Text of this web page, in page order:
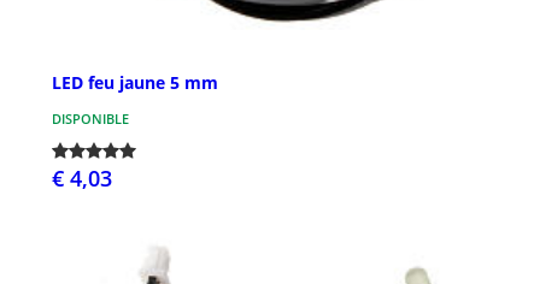
LED feu jaune 5 mm
DISPONIBLE
€ 4,03